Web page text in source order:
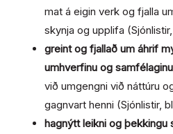
mat á eigin verk og fjalla
skynja og upplifa
greint og fjallað um áhrif
umhverfinu og samfélaginu
við umgengni við náttúru
gagnvart henni (Sjónlistir,
hagnýtt leikni og þekkingu